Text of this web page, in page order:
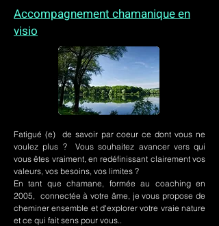
Accompagnement chamanique en
visio
Fatigué (e) de savoir par coeur ce dont vous ne
voulez plus ? Vous souhaitez avancer vers qui
vous êtes vraiment, en redéfinissant clairement vos
valeurs, vos besoins, vos limites ?
En tant que chamane, formée au coaching en
2005, connectée à votre âme, je vous propose de
cheminer ensemble et d'explorer votre vraie nature
et ce qui fait sens pour vous..